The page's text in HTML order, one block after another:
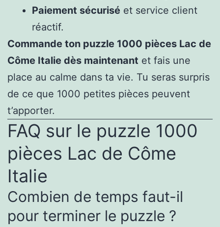
Paiement sécurisé et service client
réactif.
Commande ton puzzle 1000 pièces Lac de
Côme Italie dès maintenant et fais une
place au calme dans ta vie. Tu seras surpris
de ce que 1000 petites pièces peuvent
t’apporter.
FAQ sur le puzzle 1000
pièces Lac de Côme
Italie
Combien de temps faut-il
pour terminer le puzzle ?